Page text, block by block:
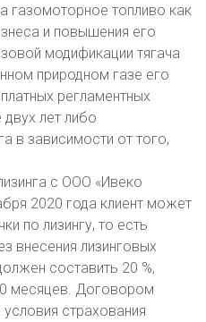
газомоторное топливо как
и повышения его
модификации тягача
природном газе его
регламентных
лет либо
в зависимости от того,
с ООО «Ивеко
2020 года клиент может
по лизингу, то есть
внесения лизинговых
составить 20 %,
месяцев. Договором
страхования